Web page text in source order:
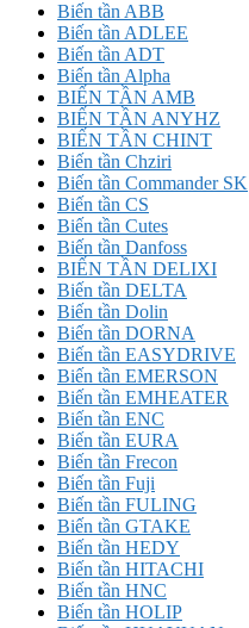
Biến tần ABB
Biến tần ADLEE
Biến tần ADT
Biến tần Alpha
BIẾN TẦN AMB
BIẾN TẦN ANYHZ
BIẾN TẦN CHINT
Biến tần Chziri
Biến tần Commander SK
Biến tần CS
Biến tần Cutes
Biến tần Danfoss
BIẾN TẦN DELIXI
Biến tần DELTA
Biến tần Dolin
Biến tần DORNA
Biến tần EASYDRIVE
Biến tần EMERSON
Biến tần EMHEATER
Biến tần ENC
Biến tần EURA
Biến tần Frecon
Biến tần Fuji
Biến tần FULING
Biến tần GTAKE
Biến tần HEDY
Biến tần HITACHI
Biến tần HNC
Biến tần HOLIP